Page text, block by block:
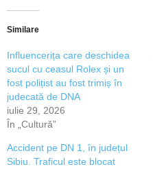
Similare
Influencerița care deschidea
sucul cu ceasul Rolex și un
fost polițist au fost trimiș în
judecată de DNA
iulie 29, 2026
În „Cultură”
Accident pe DN 1, în județul
Sibiu. Traficul este blocat